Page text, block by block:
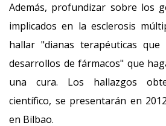
Además, profundizar sobre los
implicados en la esclerosis
hallar "dianas terapéuticas
desarrollos de fármacos" que
una cura. Los hallazgos
científico, se presentarán en
en Bilbao.